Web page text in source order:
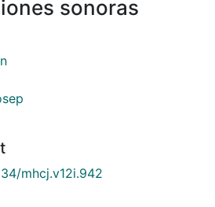
sonoras
mhcj.v12i.942